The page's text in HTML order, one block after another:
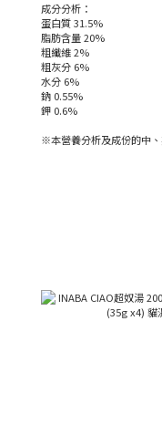
成分分析：
蛋白質 31.5%
脂肪含量 20%
粗纖維 2%
粗灰分 6%
水分 6%
鈉 0.55%
鉀 0.6%
※本營養分析及成份的中